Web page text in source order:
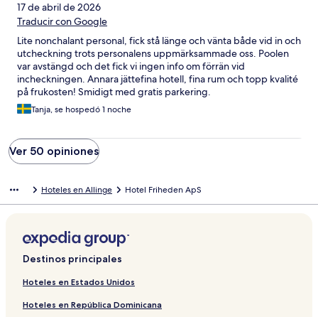
17 de abril de 2026
Traducir con Google
Lite nonchalant personal, fick stå länge och vänta både vid in och
utcheckning trots personalens uppmärksammade oss. Poolen
var avstängd och det fick vi ingen info om förrän vid
incheckningen. Annara jättefina hotell, fina rum och topp kvalité
på frukosten! Smidigt med gratis parkering.
Tanja, se hospedó 1 noche
Ver 50 opiniones
Hoteles en Allinge Hotel Friheden ApS
Destinos principales
Hoteles en Estados Unidos
Hoteles en República Dominicana